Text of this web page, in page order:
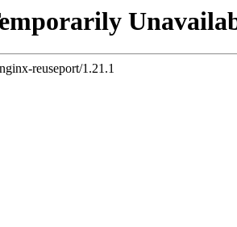
nginx-reuseport/1.21.1